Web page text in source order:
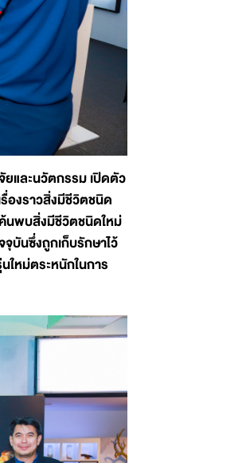
และนวัตกรรม เปิดตัว
องราวสิ่งมีชีวิตชนิด
ค้นพบสิ่งมีชีวิตชนิดใหม่
บันซึ่งถูกเก็บรักษาไว้
หม่ตระหนักในการ